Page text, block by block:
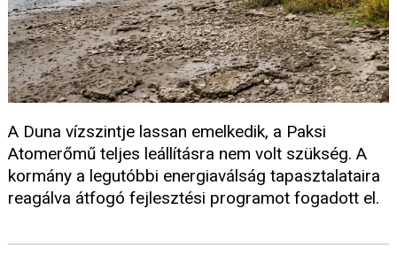
A Duna vízszintje lassan emelkedik, a Paksi
Atomerőmű teljes leállításra nem volt szükség. A
kormány a legutóbbi energiaválság tapasztalataira
reagálva átfogó fejlesztési programot fogadott el.